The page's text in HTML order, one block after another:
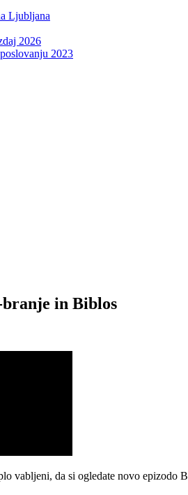
Ljubljana
2026
2023
in Biblos
vabljeni, da si ogledate novo epizodo